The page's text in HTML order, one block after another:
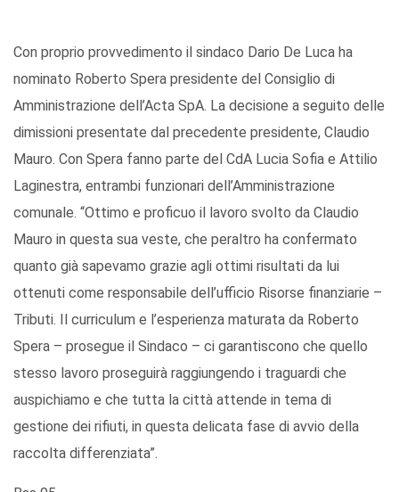
Con proprio provvedimento il sindaco Dario De Luca ha
nominato Roberto Spera presidente del Consiglio di
Amministrazione dell’Acta SpA. La decisione a seguito delle
dimissioni presentate dal precedente presidente, Claudio
Mauro. Con Spera fanno parte del CdA Lucia Sofia e Attilio
Laginestra, entrambi funzionari dell’Amministrazione
comunale. “Ottimo e proficuo il lavoro svolto da Claudio
Mauro in questa sua veste, che peraltro ha confermato
quanto già sapevamo grazie agli ottimi risultati da lui
ottenuti come responsabile dell’ufficio Risorse finanziarie –
Tributi. Il curriculum e l’esperienza maturata da Roberto
Spera – prosegue il Sindaco – ci garantiscono che quello
stesso lavoro proseguirà raggiungendo i traguardi che
auspichiamo e che tutta la città attende in tema di
gestione dei rifiuti, in questa delicata fase di avvio della
raccolta differenziata”.